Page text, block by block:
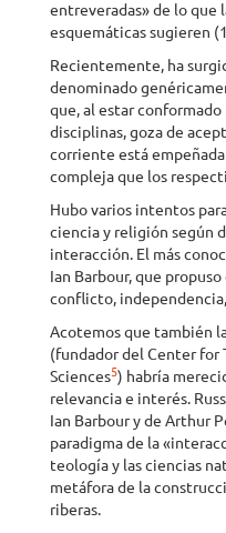
entreveradas» de lo que
esquemáticas sugieren
Recientemente, ha
denominado
que, al estar
disciplinas, goza de
corriente está
compleja que los
Hubo varios intentos
ciencia y religión según
interacción. El más
Ian Barbour, que
conflicto,
Acotemos que también
(fundador del Center for
Sciences5) habría
relevancia e interés.
Ian Barbour y de Arthur
paradigma de la
teología y las ciencias
metáfora de la
riberas.